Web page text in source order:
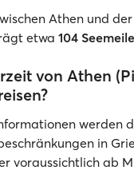
Athen und der
etwa 104
von Athen
werden
in
voraussichtlich ab